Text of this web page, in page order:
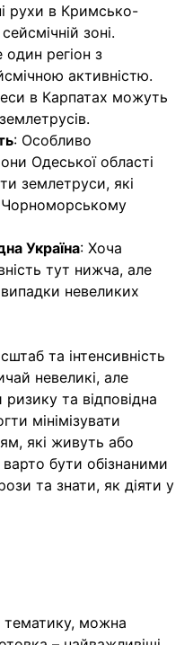
рухи в Кримсько-
зоні.
регіон з
активністю.
в Карпатах можуть
: Особливо
Одеської області
землетруси, які
Чорноморському
Україна: Хоча
тут нижча, але
невеликих
та інтенсивність
невеликі, але
та відповідна
мінімізувати
які живуть або
бути обізнаними
та знати, як діяти у
тематику, можна